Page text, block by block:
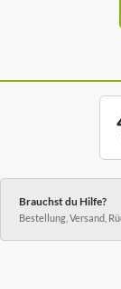
Brauchst du Hilfe?
Bestellung, Versand,